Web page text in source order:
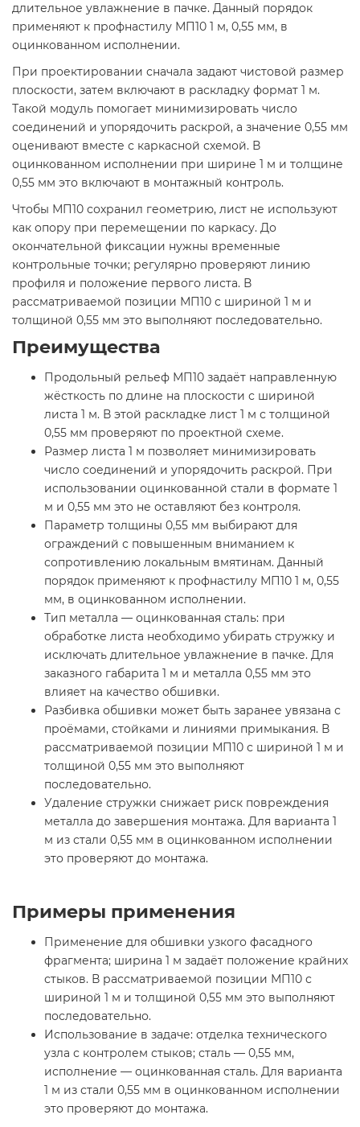
длительное увлажнение в пачке. Данный порядок
применяют к профнастилу МП10 1 м, 0,55 мм, в
оцинкованном исполнении.
При проектировании сначала задают чистовой размер
плоскости, затем включают в раскладку формат 1 м.
Такой модуль помогает минимизировать число
соединений и упорядочить раскрой, а значение 0,55 мм
оценивают вместе с каркасной схемой. В
оцинкованном исполнении при ширине 1 м и толщине
0,55 мм это включают в монтажный контроль.
Чтобы МП10 сохранил геометрию, лист не используют
как опору при перемещении по каркасу. До
окончательной фиксации нужны временные
контрольные точки; регулярно проверяют линию
профиля и положение первого листа. В
рассматриваемой позиции МП10 с шириной 1 м и
толщиной 0,55 мм это выполняют последовательно.
Преимущества
Продольный рельеф МП10 задаёт направленную
жёсткость по длине на плоскости с шириной
листа 1 м. В этой раскладке лист 1 м с толщиной
0,55 мм проверяют по проектной схеме.
Размер листа 1 м позволяет минимизировать
число соединений и упорядочить раскрой. При
использовании оцинкованной стали в формате 1
м и 0,55 мм это не оставляют без контроля.
Параметр толщины 0,55 мм выбирают для
ограждений с повышенным вниманием к
сопротивлению локальным вмятинам. Данный
порядок применяют к профнастилу МП10 1 м, 0,55
мм, в оцинкованном исполнении.
Тип металла — оцинкованная сталь: при
обработке листа необходимо убирать стружку и
исключать длительное увлажнение в пачке. Для
заказного габарита 1 м и металла 0,55 мм это
влияет на качество обшивки.
Разбивка обшивки может быть заранее увязана с
проёмами, стойками и линиями примыкания. В
рассматриваемой позиции МП10 с шириной 1 м и
толщиной 0,55 мм это выполняют
последовательно.
Удаление стружки снижает риск повреждения
металла до завершения монтажа. Для варианта 1
м из стали 0,55 мм в оцинкованном исполнении
это проверяют до монтажа.
Примеры применения
Применение для обшивки узкого фасадного
фрагмента; ширина 1 м задаёт положение крайних
стыков. В рассматриваемой позиции МП10 с
шириной 1 м и толщиной 0,55 мм это выполняют
последовательно.
Использование в задаче: отделка технического
узла с контролем стыков; сталь — 0,55 мм,
исполнение — оцинкованная сталь. Для варианта
1 м из стали 0,55 мм в оцинкованном исполнении
это проверяют до монтажа.